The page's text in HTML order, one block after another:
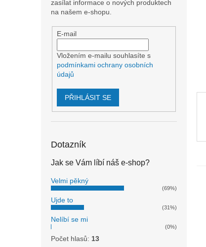
zasílat informace o nových produktech
na našem e-shopu.
E-mail
Vložením e-mailu souhlasíte s
podmínkami ochrany osobních
údajů
PŘIHLÁSIT SE
Dotazník
Jak se Vám líbí náš e-shop?
Velmi pěkný
(69%)
Ujde to
(31%)
Nelíbí se mi
(0%)
Počet hlasů: 13